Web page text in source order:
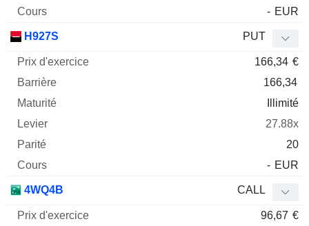
- EUR
H927S PUT
166,34 €
166,34
Illimité
27.88x
20
- EUR
4WQ4B CALL
96,67 €